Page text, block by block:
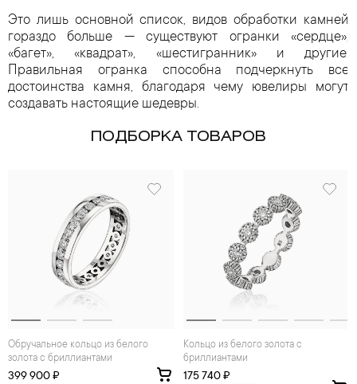
Это лишь основной список, видов обработки камней
гораздо больше — существуют огранки «сердце»,
«багет», «квадрат», «шестигранник» и другие.
Правильная огранка способна подчеркнуть все
достоинства камня, благодаря чему ювелиры могут
создавать настоящие шедевры.
ПОДБОРКА ТОВАРОВ
Обручальное кольцо из белого
золота с бриллиантами
399 900 ₽
Кольцо из белого золота с
бриллиантами
175 740 ₽